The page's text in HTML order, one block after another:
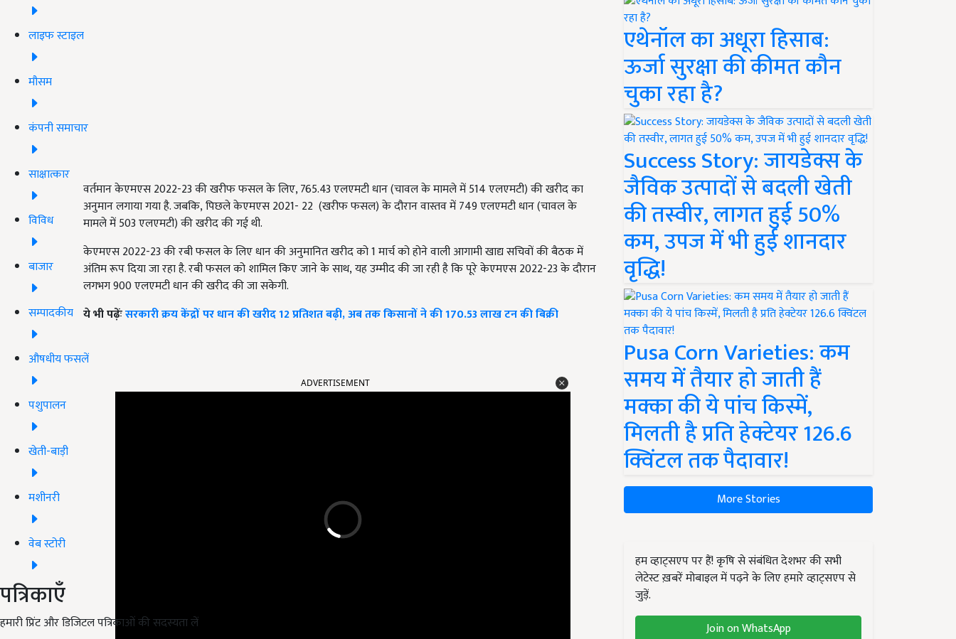
लाइफ स्टाइल
मौसम
कंपनी समाचार
साक्षात्कार
विविध
बाजार
सम्पादकीय
औषधीय फसलें
पशुपालन
खेती-बाड़ी
मशीनरी
वेब स्टोरी
पत्रिकाएँ
हमारी प्रिंट और डिजिटल पत्रिकाओं की सदस्यता लें
वर्तमान केएमएस2022-23की खरीफ फसल के लिए, 765.43एलएमटी धान (चावल के मामले में514एलएमटी) की खरीद का
अनुमान लगाया गया है. जबकि,पिछले केएमएस2021- 22 (खरीफ फसल) के दौरान वास्तव में749एलएमटी धान (चावल के
मामले में503एलएमटी) की खरीद की गई थी.
केएमएस2022-23की रबी फसल के लिए धान की अनुमानित खरीद को 1 मार्च को होने वाली आगामी खाद्य सचिवों की बैठक में
अंतिम रूप दिया जा रहा है. रबी फसल को शामिल किए जाने के साथ,यह उम्मीद की जा रही है कि पूरे केएमएस2022-23के दौरान
लगभग900एलएमटी धान की खरीद की जा सकेगी.
ये भी पढ़ेंःसरकारी क्रय केंद्रों पर धान की खरीद 12 प्रतिशत बढ़ी, अब तक किसानों ने की 170.53 लाख टन की बिक्री
एथेनॉल का अधूरा हिसाब:
ऊर्जा सुरक्षा की कीमत कौन
चुका रहा है?
Success Story: जायडेक्स के
जैविक उत्पादों से बदली खेती
की तस्वीर, लागत हुई 50%
कम, उपज में भी हुई शानदार
वृद्धि!
Pusa Corn Varieties: कम
समय में तैयार हो जाती हैं
मक्का की ये पांच किस्में,
मिलती है प्रति हेक्टेयर 126.6
क्विंटल तक पैदावार!
More Stories
हम व्हाट्सएप पर हैं! कृषि से संबंधित देशभर की सभी
लेटेस्ट ख़बरें मोबाइल में पढ़ने के लिए हमारे व्हाट्सएप से
जुड़ें.
Join on WhatsApp